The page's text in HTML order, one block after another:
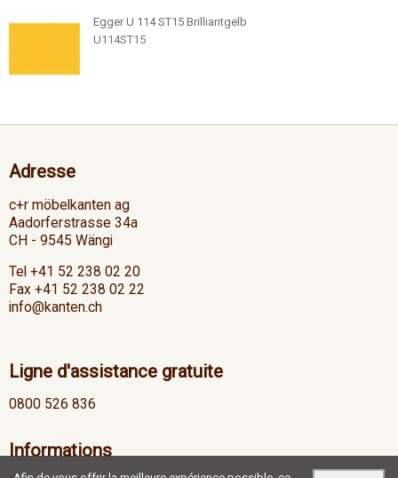
Egger U 114 ST15 Brilliantgelb
U114ST15
Adresse
c+r möbelkanten ag
Aadorferstrasse 34a
CH - 9545 Wängi
Tel +41 52 238 02 20
Fax +41 52 238 02 22
info@kanten.ch
Ligne d'assistance gratuite
0800 526 836
Informations